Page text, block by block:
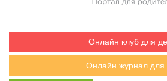
Онлайн клуб для
Онлайн журнал